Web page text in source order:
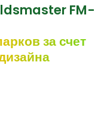
FM-
за счет